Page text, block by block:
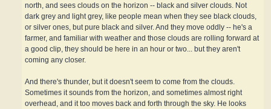
north, and sees clouds on the horizon -- black and silver clouds. Not
dark grey and light grey, like people mean when they see black clouds,
or silver ones, but pure black and silver. And they move oddly -- he's a
farmer, and familiar with weather and those clouds are rolling forward at
a good clip, they should be here in an hour or two... but they aren't
coming any closer.
And there's thunder, but it doesn't seem to come from the clouds.
Sometimes it sounds from the horizon, and sometimes almost right
overhead, and it too moves back and forth through the sky. He looks